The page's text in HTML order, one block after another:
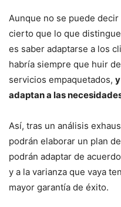
Aunque no se puede decir
cierto que lo que
es saber adaptarse a los
habría siempre que huir
servicios empaquetados,
adaptan a las
Así, tras un análisis
podrán elaborar un plan
podrán adaptar de
y a la varianza que vaya
mayor garantía de éxito.